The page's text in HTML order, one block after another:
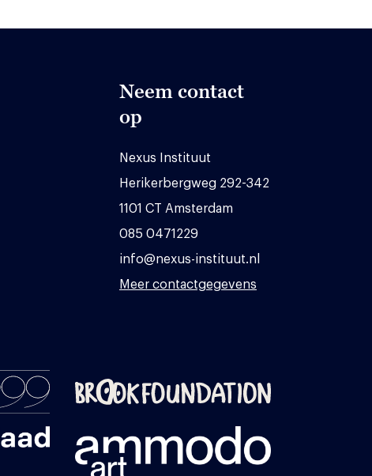
Neem contact
op
Nexus Instituut
Herikerbergweg 292-342
1101 CT Amsterdam
085 0471229
info@nexus-instituut.nl
Meer contactgegevens